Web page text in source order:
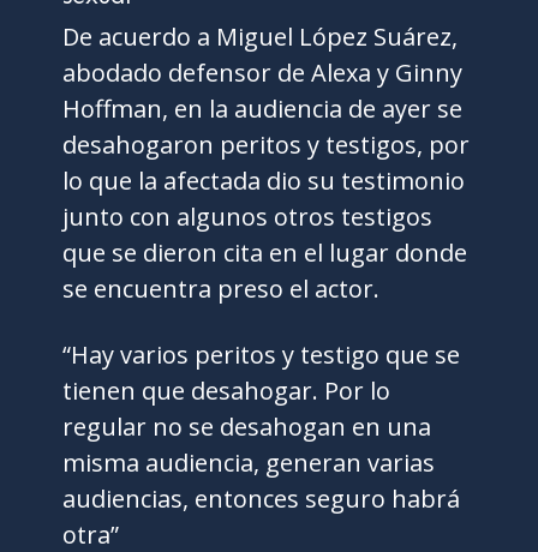
De acuerdo a Miguel López Suárez,
abodado defensor de Alexa y Ginny
Hoffman, en la audiencia de ayer se
desahogaron peritos y testigos, por
lo que la afectada dio su testimonio
junto con algunos otros testigos
que se dieron cita en el lugar donde
se encuentra preso el actor.
“Hay varios peritos y testigo que se
tienen que desahogar. Por lo
regular no se desahogan en una
misma audiencia, generan varias
audiencias, entonces seguro habrá
otra”